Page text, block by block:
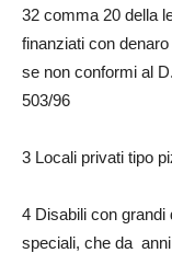
32 comma 20 della
finanziati con
se non conformi al
503/96
3 Locali privati tipo
4 Disabili con grandi
speciali, che da